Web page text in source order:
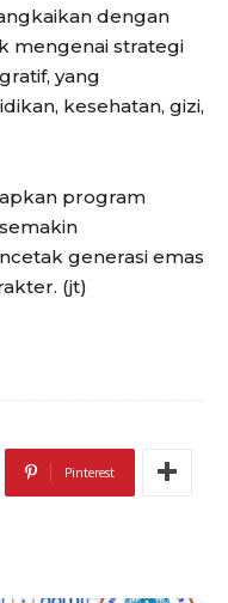
dengan
mengenai strategi
yang
kesehatan, gizi,
program
generasi emas
(jt)
Pinterest